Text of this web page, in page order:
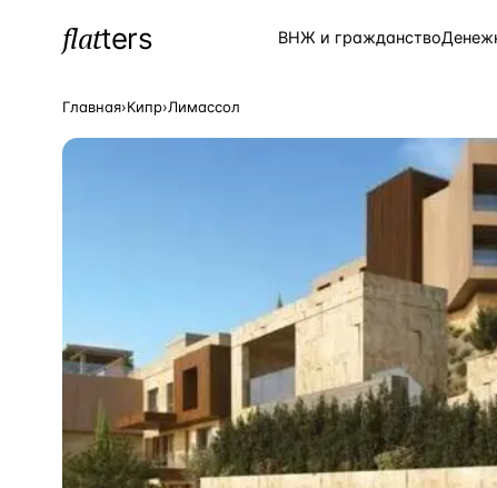
flatters ВНЖ и гражданство
Кипр — Страна
Таиланд —Страна
Греция —Страна
Сочи — Локация
Главная›Кипр›Лимассол